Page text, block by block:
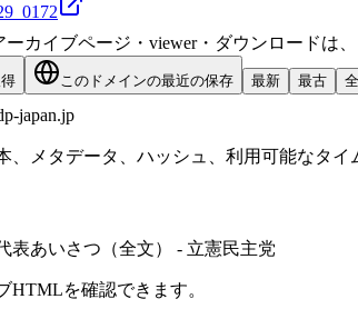
ーカイブページ・viewer・ダウンロードは
このドメインの最近の保存 最新 最古
japan.jp
、メタデータ、ハッシュ、利用可能なタ
表あいさつ（全文） - 立憲民主党
HTMLを確認できます。